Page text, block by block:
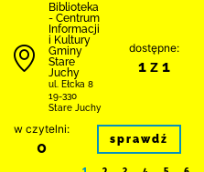
Biblioteka
- Centrum
Informacji
i Kultury
Gminy
Stare
Juchy
ul. Ełcka 8
19-330
Stare Juchy
dostępne:
1 z 1
w czytelni:
0 sprawdź